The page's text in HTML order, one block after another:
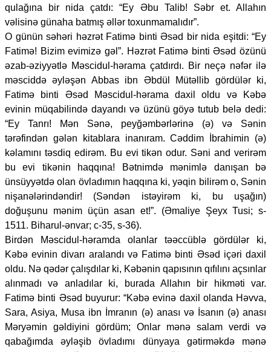
qulağına bir nida çatdı: “Ey Əbu Talib! Səbr et. Allahın
vəlisinə günaha batmış əllər toxunmamalıdır”.
O günün səhəri həzrət Fatimə binti Əsəd bir nida eşitdi: “Ey
Fatimə! Bizim evimizə gəl”. Həzrət Fatimə binti Əsəd özünü
əzab-əziyyətlə Məscidul-hərama çatdırdı. Bir neçə nəfər ilə
məsciddə əyləşən Abbas ibn Əbdül Mütəllib gördülər ki,
Fatimə binti Əsəd Məscidul-hərama daxil oldu və Kəbə
evinin müqabilində dayandı və üzünü göyə tutub belə dedi:
“Ey Tanrı! Mən Sənə, peyğəmbərlərinə (ə) və Sənin
tərəfindən gələn kitablara inanıram. Cəddim İbrahimin (ə)
kəlamını təsdiq edirəm. Bu evi tikən odur. Səni and verirəm
bu evi tikənin haqqına! Bətnimdə mənimlə danışan bə
ünsüyyətdə olan övladımın haqqına ki, yəqin bilirəm o, Sənin
nişanələrindəndir! (Səndən istəyirəm ki, bu uşağın)
doğuşunu mənim üçün asan et!”. (Əmaliye Şeyx Tusi; s-
1511. Biharul-ənvar; c-35, s-36).
Birdən Məscidul-həramda olanlar təəccüblə gördülər ki,
Kəbə evinin divarı aralandı və Fatimə binti Əsəd içəri daxil
oldu. Nə qədər çalışdılar ki, Kəbənin qapısının qıfılını açsınlar
alınmadı və anladılar ki, burada Allahın bir hikməti var.
Fatimə binti Əsəd buyurur: “Kəbə evinə daxil olanda Həvva,
Sara, Asiya, Musa ibn İmranın (ə) anası və İsanın (ə) anası
Məryəmin gəldiyini gördüm; Onlar mənə salam verdi və
qabağımda əyləşib övladımı dünyaya gətirməkdə mənə